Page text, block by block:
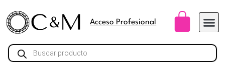
contenido
Acceso Profesional
Búsqueda
de